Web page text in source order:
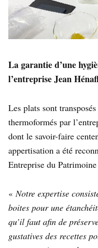
La garantie d’une
l’entreprise Jean
Les plats sont
thermoformés par
dont le savoir-faire
appertisation a été
Entreprise du
«Notre expertise
boites pour une
qu’il faut afin de
gustatives des recettes